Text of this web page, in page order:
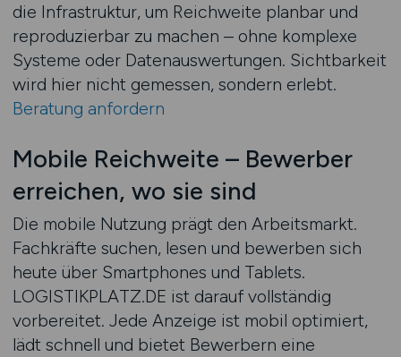
die Infrastruktur, um Reichweite planbar und
reproduzierbar zu machen – ohne komplexe
Systeme oder Datenauswertungen. Sichtbarkeit
wird hier nicht gemessen, sondern erlebt.
Beratung anfordern
Mobile Reichweite – Bewerber
erreichen, wo sie sind
Die mobile Nutzung prägt den Arbeitsmarkt.
Fachkräfte suchen, lesen und bewerben sich
heute über Smartphones und Tablets.
LOGISTIKPLATZ.DE ist darauf vollständig
vorbereitet. Jede Anzeige ist mobil optimiert,
lädt schnell und bietet Bewerbern eine